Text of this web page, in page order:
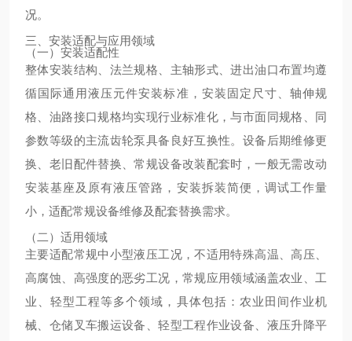
况。
三、安装适配与应用领域
（一）安装适配性
整体安装结构、法兰规格、主轴形式、进出油口布置均遵
循国际通用液压元件安装标准，安装固定尺寸、轴伸规
格、油路接口规格均实现行业标准化，与市面同规格、同
参数等级的主流齿轮泵具备良好互换性。设备后期维修更
换、老旧配件替换、常规设备改装配套时，一般无需改动
安装基座及原有液压管路，安装拆装简便，调试工作量
小，适配常规设备维修及配套替换需求。
（二）适用领域
主要适配常规中小型液压工况，不适用特殊高温、高压、
高腐蚀、高强度的恶劣工况，常规应用领域涵盖农业、工
业、轻型工程等多个领域，具体包括：农业田间作业机
械、仓储叉车搬运设备、轻型工程作业设备、液压升降平